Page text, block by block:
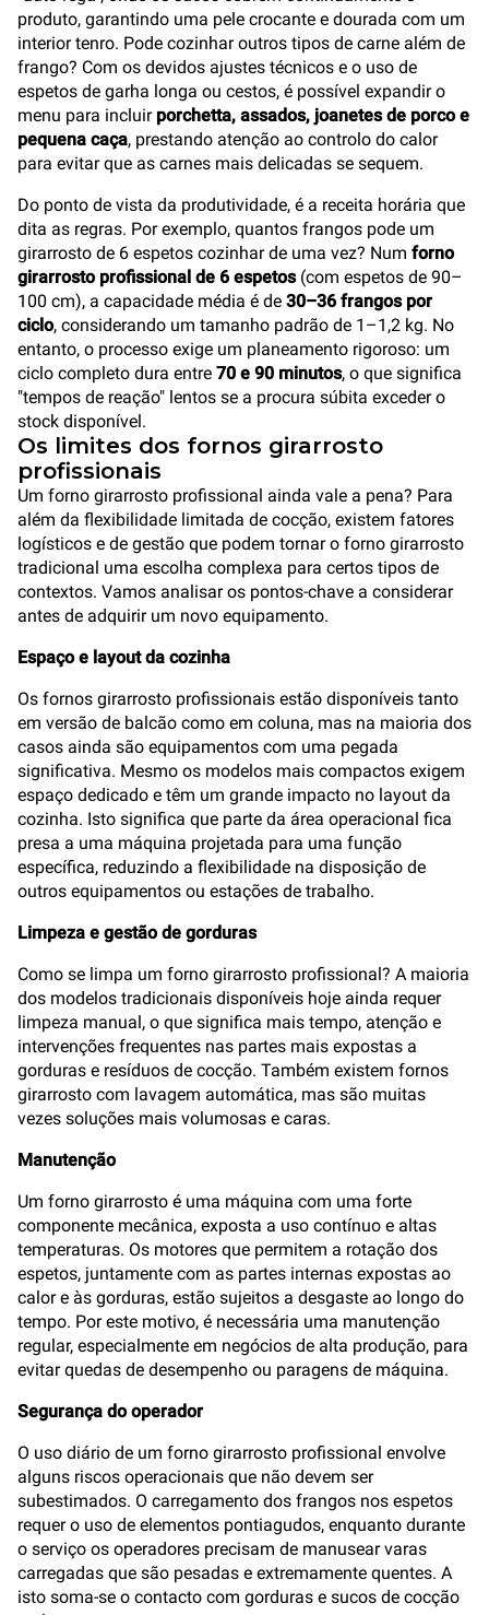
produto, garantindo uma pele crocante e dourada com um
interior tenro. Pode cozinhar outros tipos de carne além de
frango? Com os devidos ajustes técnicos e o uso de
espetos de garha longa ou cestos, é possível expandir o
menu para incluir porchetta, assados, joanetes de porco e
pequena caça, prestando atenção ao controlo do calor
para evitar que as carnes mais delicadas se sequem.
Do ponto de vista da produtividade, é a receita horária que
dita as regras. Por exemplo, quantos frangos pode um
girarrosto de 6 espetos cozinhar de uma vez? Num forno
girarrosto profissional de 6 espetos(com espetos de 90–
100 cm), a capacidade média é de 30–36 frangos por
ciclo, considerando um tamanho padrão de 1–1,2 kg. No
entanto, o processo exige um planeamento rigoroso: um
ciclo completo dura entre 70 e 90 minutos, o que significa
"tempos de reação" lentos se a procura súbita exceder o
stock disponível.
Os limites dos fornos girarrosto
profissionais
Um forno girarrosto profissional ainda vale a pena? Para
além da flexibilidade limitada de cocção, existem fatores
logísticos e de gestão que podem tornar o forno girarrosto
tradicional uma escolha complexa para certos tipos de
contextos. Vamos analisar os pontos-chave a considerar
antes de adquirir um novo equipamento.
Espaço e layout da cozinha
Os fornos girarrosto profissionais estão disponíveis tanto
em versão de balcão como em coluna, mas na maioria dos
casos ainda são equipamentos com uma pegada
significativa. Mesmo os modelos mais compactos exigem
espaço dedicado e têm um grande impacto no layout da
cozinha. Isto significa que parte da área operacional fica
presa a uma máquina projetada para uma função
específica, reduzindo a flexibilidade na disposição de
outros equipamentos ou estações de trabalho.
Limpeza e gestão de gorduras
Como se limpa um forno girarrosto profissional? A maioria
dos modelos tradicionais disponíveis hoje ainda requer
limpeza manual, o que significa mais tempo, atenção e
intervenções frequentes nas partes mais expostas a
gorduras e resíduos de cocção. Também existem fornos
girarrosto com lavagem automática, mas são muitas
vezes soluções mais volumosas e caras.
Manutenção
Um forno girarrosto é uma máquina com uma forte
componente mecânica, exposta a uso contínuo e altas
temperaturas. Os motores que permitem a rotação dos
espetos, juntamente com as partes internas expostas ao
calor e às gorduras, estão sujeitos a desgaste ao longo do
tempo. Por este motivo, é necessária uma manutenção
regular, especialmente em negócios de alta produção, para
evitar quedas de desempenho ou paragens de máquina.
Segurança do operador
O uso diário de um forno girarrosto profissional envolve
alguns riscos operacionais que não devem ser
subestimados. O carregamento dos frangos nos espetos
requer o uso de elementos pontiagudos, enquanto durante
o serviço os operadores precisam de manusear varas
carregadas que são pesadas e extremamente quentes. A
isto soma-se o contacto com gorduras e sucos de cocção